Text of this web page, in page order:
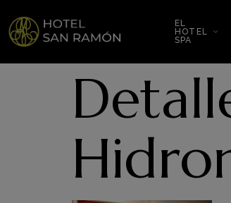
EL
HOTEL
SPA